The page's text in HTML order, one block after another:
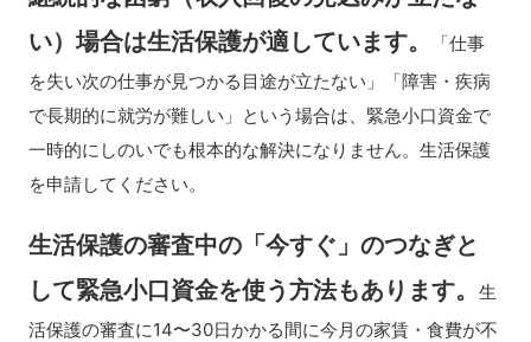
い）場合は生活保護が適しています。
「仕事
を失い次の仕事が見つかる目途が立たない」「障害・疾病
で長期的に就労が難しい」という場合は、緊急小口資金で
一時的にしのいでも根本的な解決になりません。生活保護
を申請してください。
生活保護の審査中の「今すぐ」のつなぎと
して緊急小口資金を使う方法もあります。生
活保護の審査に14〜30日かかる間に今月の家賃・食費が不